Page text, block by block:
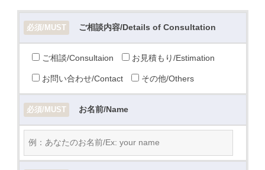
必須/MUST ご相談内容/Details of Consultation
ご相談/Consultaion お見積もり/Estimation
お問い合わせ/Contact その他/Others
必須/MUST お名前/Name